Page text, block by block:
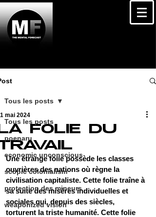
Tous les posts
poenaru
economic unconscious
scopic colonialism
protection des mineurs
weaponized vision
Tous les posts
FOLIE DU
mai 2024
Une étrange folie possède les classes
ouvrières des nations où règne la
civilisation capitaliste. Cette folie traîne à
sa suite des misères individuelles et
sociales qui, depuis des siècles,
torturent la triste humanité. Cette folie